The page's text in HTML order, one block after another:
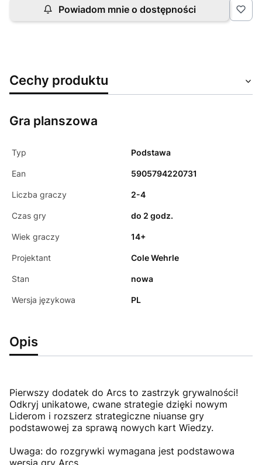
Powiadom mnie o dostępności
Cechy produktu
Gra planszowa
Typ Podstawa
Ean 5905794220731
Liczba graczy 2-4
Czas gry do 2 godz.
Wiek graczy 14+
Projektant Cole Wehrle
Stan nowa
Wersja językowa PL
Opis
Pierwszy dodatek do Arcs to zastrzyk grywalności!
Odkryj unikatowe, cwane strategie dzięki nowym
Liderom i rozszerz strategiczne niuanse gry
podstawowej za sprawą nowych kart Wiedzy.
Uwaga: do rozgrywki wymagana jest podstawowa